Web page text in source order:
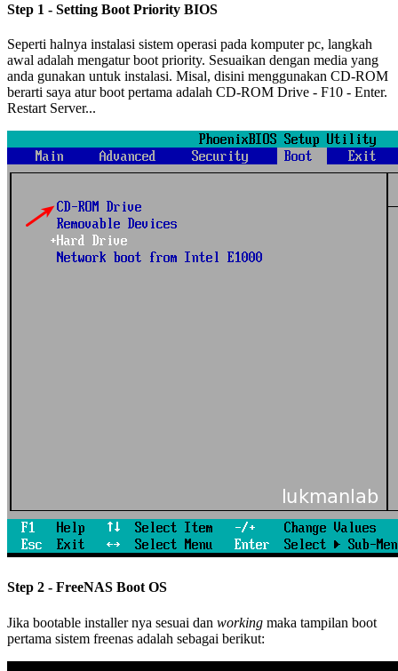
Step 1 - Setting Boot Priority BIOS
Seperti halnya instalasi sistem operasi pada komputer pc, langkah
awal adalah mengatur boot priority. Sesuaikan dengan media yang
anda gunakan untuk instalasi. Misal, disini menggunakan CD-ROM
berarti saya atur boot pertama adalah CD-ROM Drive - F10 - Enter.
Restart Server...
Step 2 - FreeNAS Boot OS
Jika bootable installer nya sesuai dan working maka tampilan boot
pertama sistem freenas adalah sebagai berikut: